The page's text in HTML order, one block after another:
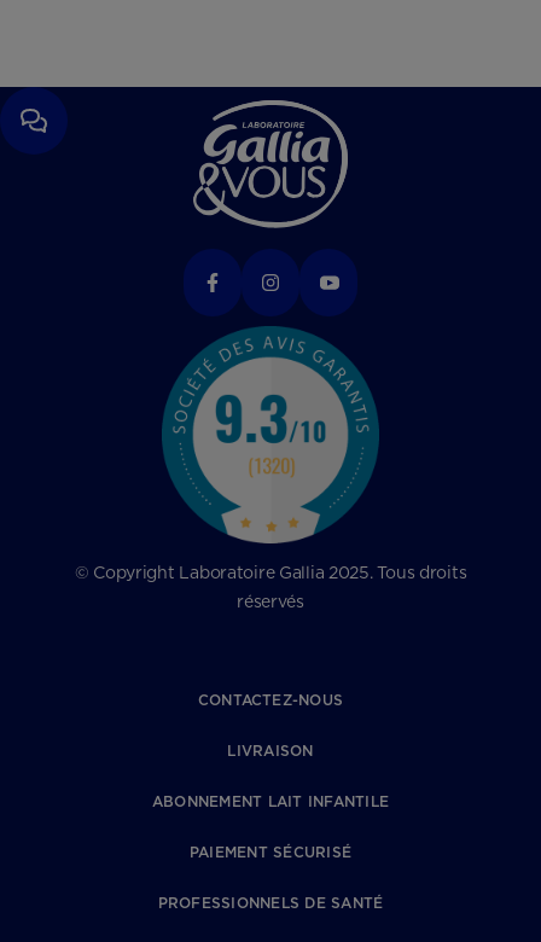
© Copyright Laboratoire Gallia 2025. Tous droits
réservés
CONTACTEZ-NOUS
LIVRAISON
ABONNEMENT LAIT INFANTILE
PAIEMENT SÉCURISÉ
PROFESSIONNELS DE SANTÉ